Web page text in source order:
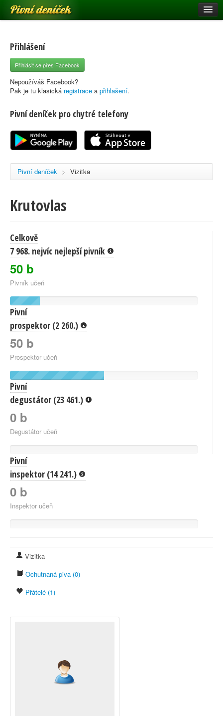
Pivní deníček
Pivní mapa
Pivní značky
Nápověda
Registrace
Přihlášení
Přihlásit se přes Facebook
Nepoužíváš Facebook?
Pak je tu klasická registrace a přihlašení.
Pivní deníček pro chytré telefony
Pivní deníček > Vizitka
Krutovlas
Celkově
7 968. nejvíc nejlepší pivník
50 b
Pivník učeň
Pivní
prospektor (2 260.)
50 b
Prospektor učeň
Pivní
degustátor (23 461.)
0 b
Degustátor učeň
Pivní
inspektor (14 241.)
0 b
Inspektor učeň
Vizitka
Ochutnaná piva (0)
Přátelé (1)